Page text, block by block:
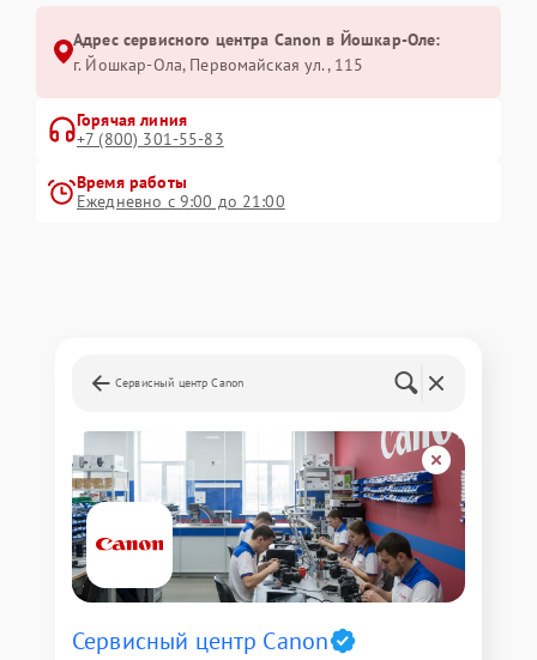
Адрес сервисного центра Canon в Йошкар-Оле:
г. Йошкар-Ола, Первомайская ул., 115
Горячая линия
+7 (800) 301-55-83
Время работы
Ежедневно с 9:00 до 21:00
Сервисный центр Canon
Сервисный центр Canon